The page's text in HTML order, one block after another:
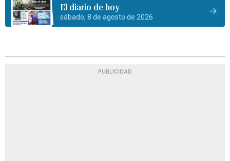
El diario de hoy
sábado, 8 de agosto de 2026
PUBLICIDAD